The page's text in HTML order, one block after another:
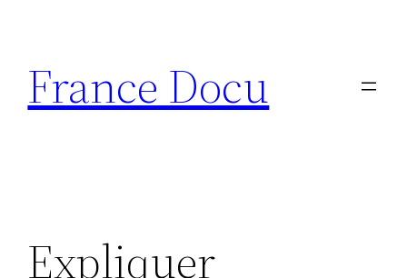
contenu
France Docu
Expliquer